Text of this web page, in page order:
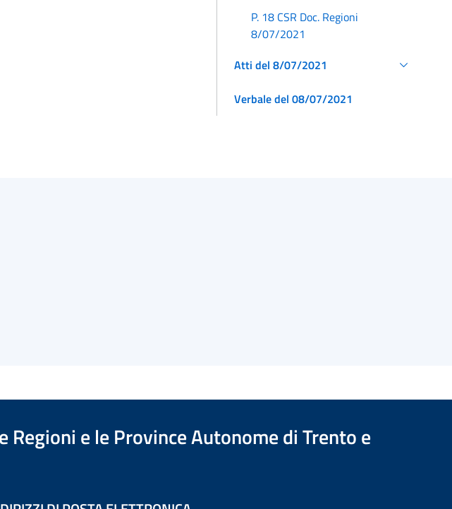
P. 18 CSR Doc. Regioni
8/07/2021
Atti del 8/07/2021
Verbale del 08/07/2021
e le Province Autonome di Trento e